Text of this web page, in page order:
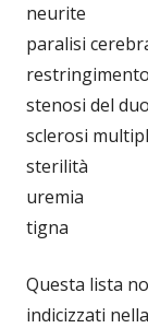
neurite
paralisi
stenosi del
sclerosi
sterilità
uremia
tigna
Questa lista
indicizzati